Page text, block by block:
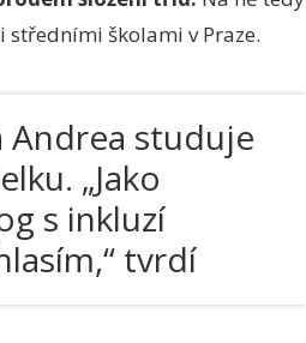
školami v Praze.
Andrea studuje
„Jako
s inkluzí
tvrdí